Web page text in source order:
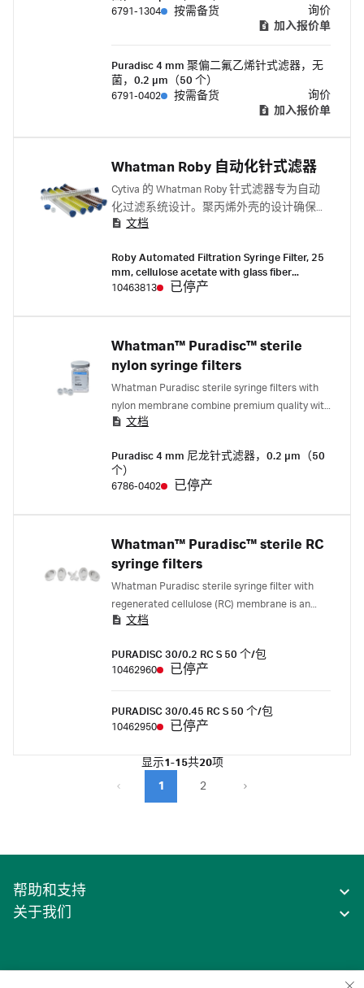
6791-1304
按需备货
询价
加入报价单
Puradisc 4 mm 聚偏二氟乙烯针式滤器，无
菌，0.2 µm（50 个）
6791-0402
按需备货
询价
加入报价单
Whatman Roby 自动化针式滤器
Cytiva 的 Whatman Roby 针式滤器专为自动
化过滤系统设计。聚丙烯外壳的设计确保了
从存储转盘到过滤部位的平稳运输。
文档
Roby Automated Filtration Syringe Filter, 25
mm, cellulose acetate with glass fiber
prefilter GF92, 0.45 µm (200 pcs)
10463813 已停产
Whatman™ Puradisc™ sterile
nylon syringe filters
Whatman Puradisc sterile syringe filters with
nylon membrane combine premium quality with
economic efficiency.
文档
Puradisc 4 mm 尼龙针式滤器，0.2 µm（50
个）
6786-0402
已停产
Whatman™ Puradisc™ sterile RC
syringe filters
Whatman Puradisc sterile syringe filter with
regenerated cellulose (RC) membrane is an
excellent choice for any application requiring a
binding membrane.
文档
PURADISC 30/0.2 RC S 50 个/包
10462960
已停产
PURADISC 30/0.45 RC S 50 个/包
10462950
已停产
显示1-15共20项
1 2
帮助和支持
关于我们